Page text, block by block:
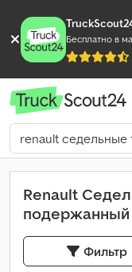
Бесплатно в
Renault
подержанный
Фильтр